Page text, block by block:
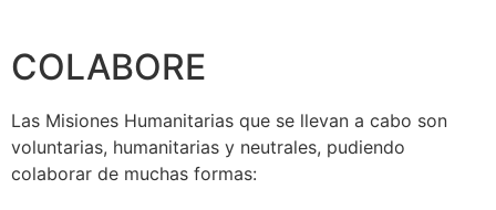
COLABORE
Las Misiones Humanitarias que se llevan a cabo son
voluntarias, humanitarias y neutrales, pudiendo
colaborar de muchas formas: